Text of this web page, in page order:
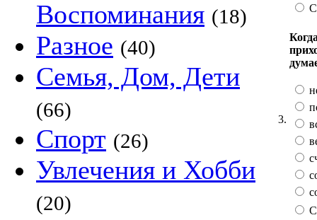
Воспоминания (18)
Разное (40)
Семья, Дом, Дети
(66)
Спорт (26)
Увлечения и Хобби
(20)
3.